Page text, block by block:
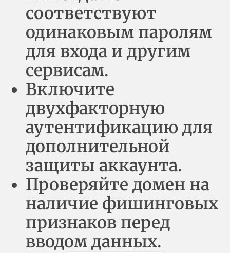
соответствуют
одинаковым паролям
для входа и другим
сервисам.
Включите
двухфакторную
аутентификацию для
дополнительной
защиты аккаунта.
Проверяйте домен на
наличие фишинговых
признаков перед
вводом данных.